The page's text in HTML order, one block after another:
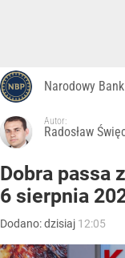
Narodowy
Autor:
Radosław
Dobra passa
6 sierpnia
Dodano:dzisiaj 12:05